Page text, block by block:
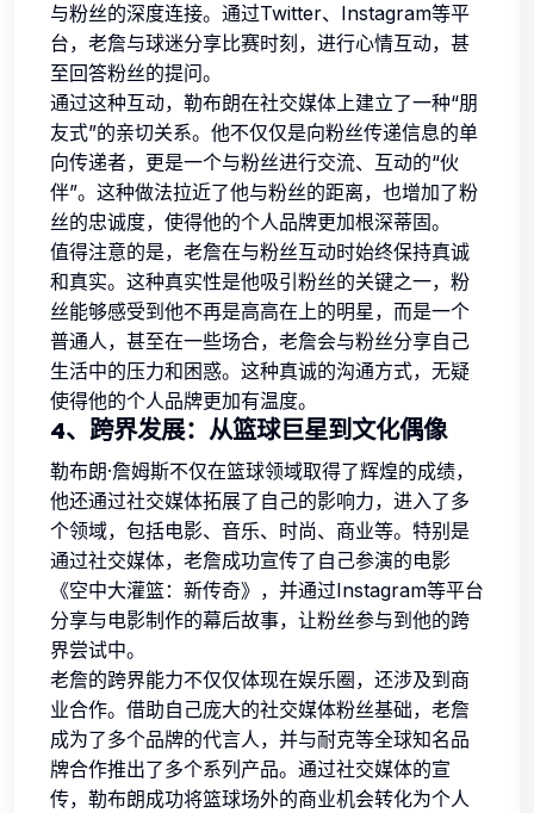
与粉丝的深度连接。通过Twitter、Instagram等平
台，老詹与球迷分享比赛时刻，进行心情互动，甚
至回答粉丝的提问。
通过这种互动，勒布朗在社交媒体上建立了一种“朋
友式”的亲切关系。他不仅仅是向粉丝传递信息的单
向传递者，更是一个与粉丝进行交流、互动的“伙
伴”。这种做法拉近了他与粉丝的距离，也增加了粉
丝的忠诚度，使得他的个人品牌更加根深蒂固。
值得注意的是，老詹在与粉丝互动时始终保持真诚
和真实。这种真实性是他吸引粉丝的关键之一，粉
丝能够感受到他不再是高高在上的明星，而是一个
普通人，甚至在一些场合，老詹会与粉丝分享自己
生活中的压力和困惑。这种真诚的沟通方式，无疑
使得他的个人品牌更加有温度。
4、跨界发展：从篮球巨星到文化偶像
勒布朗·詹姆斯不仅在篮球领域取得了辉煌的成绩，
他还通过社交媒体拓展了自己的影响力，进入了多
个领域，包括电影、音乐、时尚、商业等。特别是
通过社交媒体，老詹成功宣传了自己参演的电影
《空中大灌篮：新传奇》，并通过Instagram等平台
分享与电影制作的幕后故事，让粉丝参与到他的跨
界尝试中。
老詹的跨界能力不仅仅体现在娱乐圈，还涉及到商
业合作。借助自己庞大的社交媒体粉丝基础，老詹
成为了多个品牌的代言人，并与耐克等全球知名品
牌合作推出了多个系列产品。通过社交媒体的宣
传，勒布朗成功将篮球场外的商业机会转化为个人